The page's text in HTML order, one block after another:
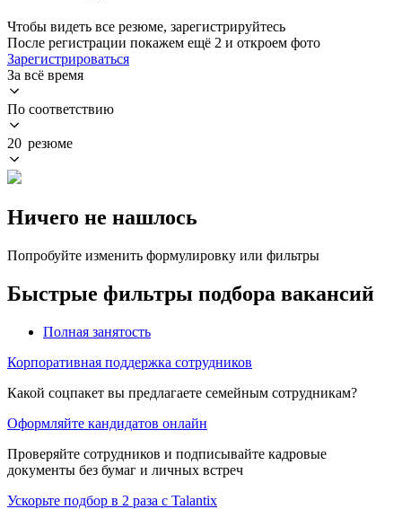
Чтобы видеть все резюме, зарегистрируйтесь
После регистрации покажем ещё 2 и откроем фото
Зарегистрироваться
За всё время
По соответствию
20 резюме
Ничего не нашлось
Попробуйте изменить формулировку или фильтры
Быстрые фильтры подбора вакансий
Полная занятость
Корпоративная поддержка сотрудников
Какой соцпакет вы предлагаете семейным сотрудникам?
Оформляйте кандидатов онлайн
Проверяйте сотрудников и подписывайте кадровые
документы без бумаг и личных встреч
Ускорьте подбор в 2 раза с Talantix